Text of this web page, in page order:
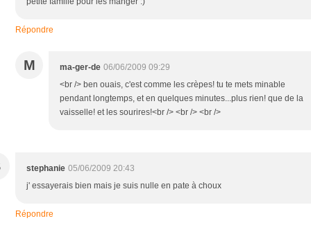
Répondre
M ma-ger-de 06/06/2009 09:29
<br /> ben ouais, c'est comme les crèpes! tu te mets minable
pendant longtemps, et en quelques minutes...plus rien! que de la
vaisselle! et les sourires!<br /> <br /> <br />
stephanie 05/06/2009 20:43
j' essayerais bien mais je suis nulle en pate à choux
Répondre